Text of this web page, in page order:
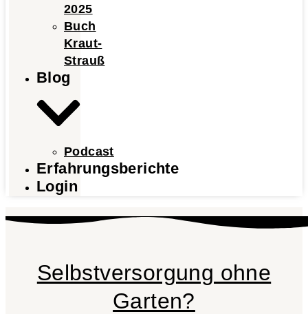
2025
Buch
Kraut-
Strauß
Blog
Podcast
Erfahrungsberichte
Login
Selbstversorgung ohne
Garten?